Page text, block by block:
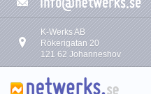
K-Werks AB
Rökerigatan 20
121 62 Johanneshov